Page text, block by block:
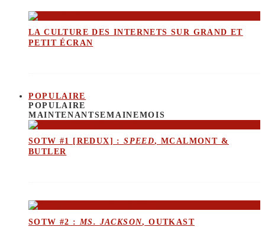
LA CULTURE DES INTERNETS SUR GRAND ET
PETIT ÉCRAN
POPULAIRE
POPULAIRE
MAINTENANTSEMAINEMOIS
SOTW #1 [REDUX] :SPEED, MCALMONT &
BUTLER
SOTW #2 : MS. JACKSON, OUTKAST